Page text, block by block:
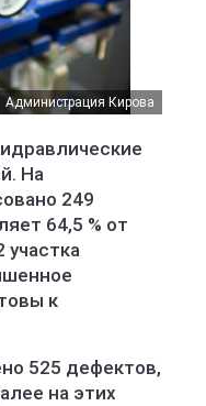
Администрация Кирова
На
249
64,5 % от
участка
к
525 дефектов,
на этих